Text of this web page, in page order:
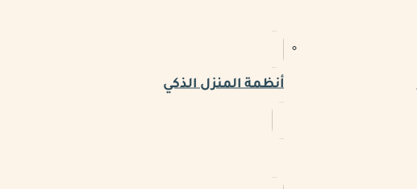
أنظمة المنزل الذكي